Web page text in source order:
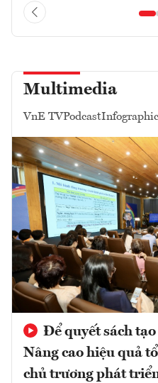
Multimedia
VnE TVPodcast
Để quyết sách
Nâng cao hiệu quả
chủ trương phát